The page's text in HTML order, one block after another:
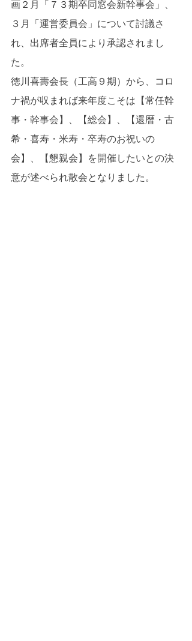
画２月「７３期卒同窓会新幹事会」、
３月「運営委員会」について討議さ
れ、出席者全員により承認されまし
た。
徳川喜壽会長（工高９期）から、コロ
ナ禍が収まれば来年度こそは【常任幹
事・幹事会】、【総会】、【還暦・古
希・喜寿・米寿・卒寿のお祝いの
会】、【懇親会】を開催したいとの決
意が述べられ散会となりました。